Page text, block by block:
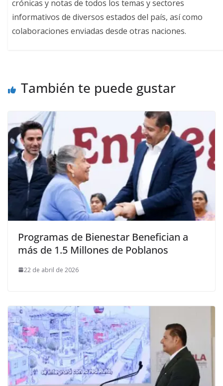
crónicas y notas de todos los temas y sectores
informativos de diversos estados del país, así como
colaboraciones enviadas desde otras naciones.
También te puede gustar
Programas de Bienestar Benefician a
más de 1.5 Millones de Poblanos
22 de abril de 2026